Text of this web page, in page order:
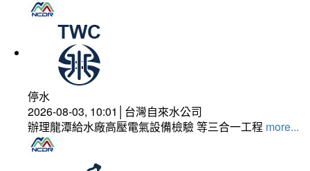
停水
2026-08-03, 10:01│台灣自來水公司
辦理龍潭給水廠高壓電氣設備檢驗 等三合一工程 more...